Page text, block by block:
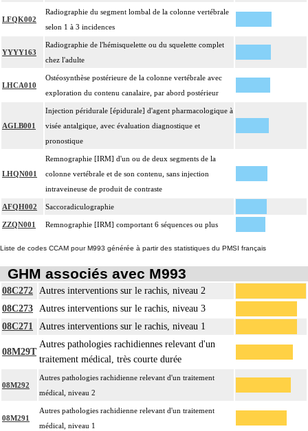
LFQK002
Radiographie du segment lombal de la colonne vertébrale
selon 1 à 3 incidences
YYYY163
Radiographie de l'hémisquelette ou du squelette complet
chez l'adulte
LHCA010
Ostéosynthèse postérieure de la colonne vertébrale avec
exploration du contenu canalaire, par abord postérieur
AGLB001
Injection péridurale [épidurale] d'agent pharmacologique à
visée antalgique, avec évaluation diagnostique et
pronostique
LHQN001
Remnographie [IRM] d'un ou de deux segments de la
colonne vertébrale et de son contenu, sans injection
intraveineuse de produit de contraste
AFQH002 Saccoradiculographie
ZZQN001 Remnographie [IRM] comportant 6 séquences ou plus
Liste de codes CCAM pour M993 générée à partir des statistiques du PMSI français
GHM associés avec M993
08C272 Autres interventions sur le rachis, niveau 2
08C273 Autres interventions sur le rachis, niveau 3
08C271 Autres interventions sur le rachis, niveau 1
08M29T
Autres pathologies rachidiennes relevant d'un
traitement médical, très courte durée
08M292
Autres pathologies rachidienne relevant d'un traitement
médical, niveau 2
08M291
Autres pathologies rachidienne relevant d'un traitement
médical, niveau 1